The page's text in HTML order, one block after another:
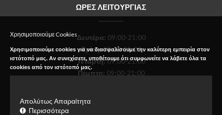
ΩΡΕΣ ΛΕΙΤΟΥΡΓΙΑΣ
Δευτέρα: 09:00-21:00
Τρίτη:09:00-21:00
Τετάρτη:09:00-21:00
Πέμπτη: 09:00-21:00
Χρησιμοποιούμε Cookies
Χρησιμοποιούμε cookies για να διασφαλίσουμε την καλύτερη εμπειρία στον
ιστότοπό μας. Αν συνεχίσετε, υποθέτουμε ότι συμφωνείτε να λάβετε όλα τα
cookies από τον ιστότοπό μας.
Απολύτως Απαραίτητα
Περισσότερα